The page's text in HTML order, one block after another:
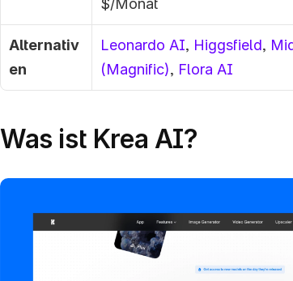
$/Monat
Alternativ
en
Leonardo AI, Higgsfield,
(Magnific), Flora AI
Was ist Krea AI?